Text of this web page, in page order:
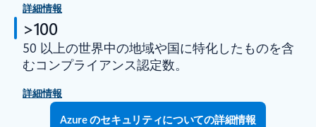
詳細情報
>100
50 以上の世界中の地域や国に特化したものを含
むコンプライアンス認定数。
詳細情報
Azure のセキュリティについての詳細情報